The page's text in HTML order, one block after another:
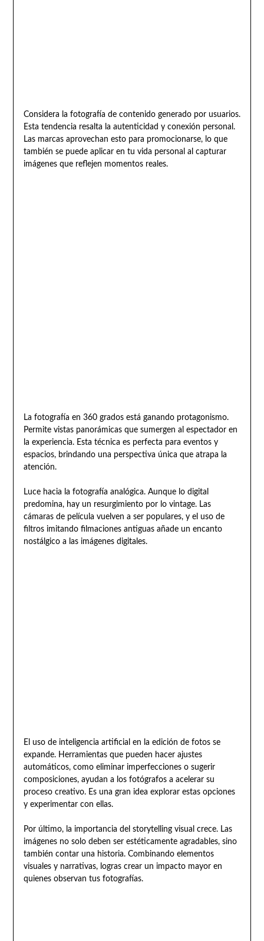
Considera la fotografía de contenido generado por usuarios.
Esta tendencia resalta la autenticidad y conexión personal.
Las marcas aprovechan esto para promocionarse, lo que
también se puede aplicar en tu vida personal al capturar
imágenes que reflejen momentos reales.
La fotografía en 360 grados está ganando protagonismo.
Permite vistas panorámicas que sumergen al espectador en
la experiencia. Esta técnica es perfecta para eventos y
espacios, brindando una perspectiva única que atrapa la
atención.
Luce hacia la fotografía analógica. Aunque lo digital
predomina, hay un resurgimiento por lo vintage. Las
cámaras de película vuelven a ser populares, y el uso de
filtros imitando filmaciones antiguas añade un encanto
nostálgico a las imágenes digitales.
El uso de inteligencia artificial en la edición de fotos se
expande. Herramientas que pueden hacer ajustes
automáticos, como eliminar imperfecciones o sugerir
composiciones, ayudan a los fotógrafos a acelerar su
proceso creativo. Es una gran idea explorar estas opciones
y experimentar con ellas.
Por último, la importancia del storytelling visual crece. Las
imágenes no solo deben ser estéticamente agradables, sino
también contar una historia. Combinando elementos
visuales y narrativas, logras crear un impacto mayor en
quienes observan tus fotografías.